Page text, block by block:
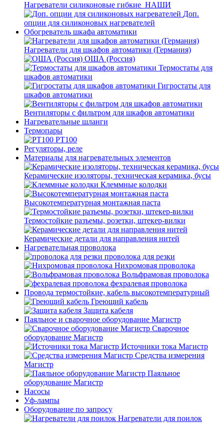
Нагреватели силиконовые гибкие_НАШИ
Доп.
опции для силиконовых нагревателей
Обогреватель шкафа автоматики
Нагреватели для шкафов автоматики (Германия)
ОША (Россия)
Термостаты для
шкафов автоматики
Гигростаты для
шкафов автоматики
Вентиляторы с фильтром для шкафов автоматики
Нагревательные шланги
Термопары
PT100
Регуляторы, реле
Материалы для нагревательных элементов
Керамические изоляторы, техническая керамика, бусы
Клеммные колодки
Высокотемпературная монтажная паста
Термостойкие разъемы, розетки, штекер-вилки
Керамические детали для направления нитей
Нагревательная проволока
проволока для резки
Нихромовая проволока
Вольфрамовая проволока
фехралевая проволока
Провода термостойкие, кабель высокотемпературный
Греющий кабель
Защита кабеля
Паяльное и сварочное оборудование Магистр
Сварочное
оборудование Магистр
Источники тока Магистр
Средства измерения
Магистр
Паяльное
оборудование Магистр
Насосы
Уф-лампы
Оборудование по запросу
Нагреватели для поилок